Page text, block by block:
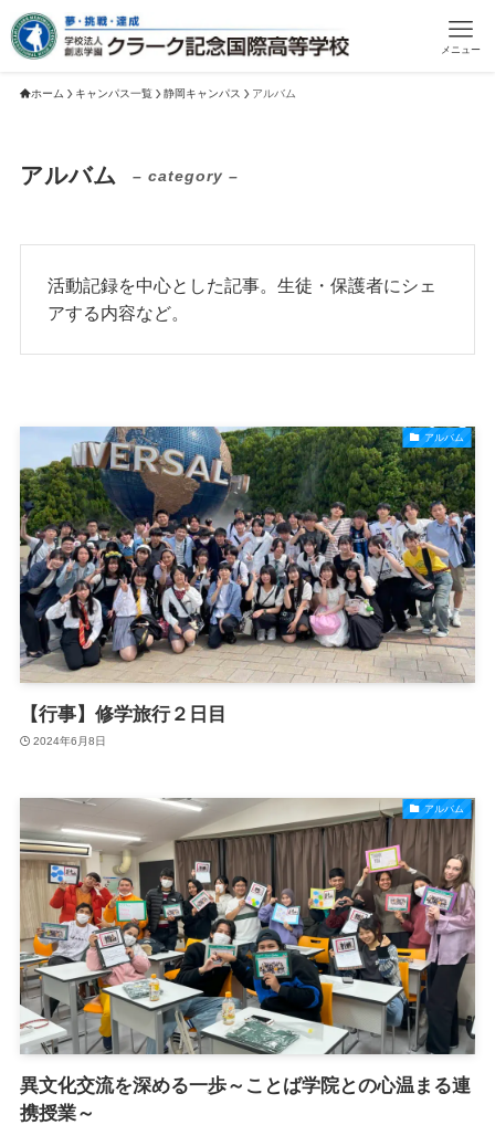
メニュー
ホーム キャンパス一覧 静岡キャンパス アルバム
アルバム – category –
活動記録を中心とした記事。生徒・保護者にシェ
アする内容など。
アルバム
【行事】修学旅行２日目
2024年6月8日
アルバム
異文化交流を深める一歩～ことば学院との心温まる連
携授業～